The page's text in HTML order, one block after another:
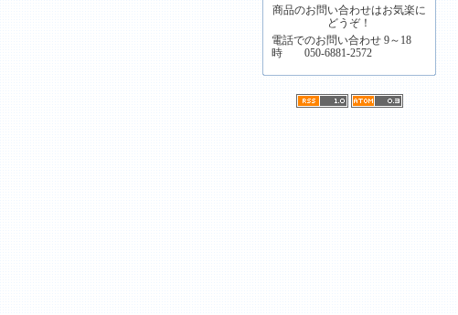
商品のお問い合わせはお気楽に
どうぞ！
電話でのお問い合わせ 9～18
時 050-6881-2572